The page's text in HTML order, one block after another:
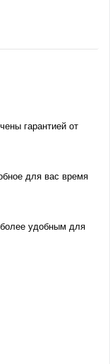
гарантией от
для вас время
удобным для